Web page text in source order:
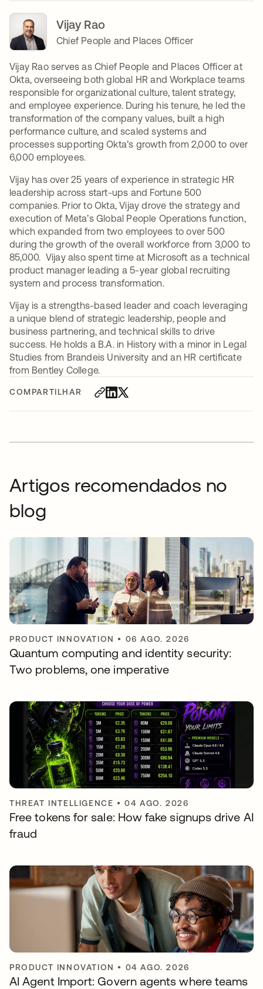
COMPARTILHAR
Vijay Rao
Chief People and Places Officer
Vijay Rao serves as Chief People and Places Officer at
Okta, overseeing both global HR and Workplace teams
responsible for organizational culture, talent strategy,
and employee experience. During his tenure, he led the
transformation of the company values, built a high
performance culture, and scaled systems and
processes supporting Okta’s growth from 2,000 to over
6,000 employees.
Vijay has over 25 years of experience in strategic HR
leadership across start-ups and Fortune 500
companies. Prior to Okta, Vijay drove the strategy and
execution of Meta’s Global People Operations function,
which expanded from two employees to over 500
during the growth of the overall workforce from 3,000 to
85,000. Vijay also spent time at Microsoft as a technical
product manager leading a 5-year global recruiting
system and process transformation.
Vijay is a strengths-based leader and coach leveraging
a unique blend of strategic leadership, people and
business partnering, and technical skills to drive
success. He holds a B.A. in History with a minor in Legal
Studies from Brandeis University and an HR certificate
from Bentley College.
Artigos recomendados no
blog
PRODUCT INNOVATION • 06 AGO. 2026
Quantum computing and identity security:
Two problems, one imperative
THREAT INTELLIGENCE •04 AGO. 2026
Free tokens for sale: How fake signups drive AI
fraud
PRODUCT INNOVATION • 04 AGO. 2026
AI Agent Import: Govern agents where teams